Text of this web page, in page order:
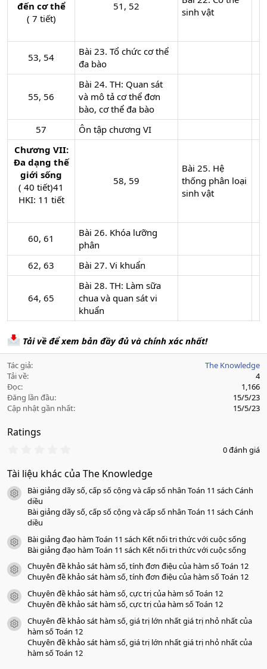
đến cơ thể
( 7 tiết)
51, 52​
sinh vật
53, 54​
Bài 23. Tổ chức cơ thể
đa bào
55, 56​
Bài 24. TH: Quan sát
và mô tả cơ thể đơn
bào, cơ thể đa bào
57​
Ôn tập chương VI
Chương VII:
Đa dạng thế
giới sống
( 40 tiết)41
HKI: 11 tiết
58, 59​
Bài 25. Hệ
thống phân loại
sinh vật
60, 61​
Bài 26. Khóa lưỡng
phân
62, 63​
Bài 27. Vi khuẩn
64, 65​
Bài 28. TH: Làm sữa
chua và quan sát vi
khuẩn
Tải về để xem bản đầy đủ và chính xác nhất!
Tác giả
The Knowledge
Tải về
4
Đọc
1,166
Đăng lần đầu
15/5/23
Cập nhật gần nhất
15/5/23
Ratings
0
0
a
0 đánh giá
Tài liệu khác của The Knowledge
icon tài liệu
Bài giảng dãy số, cấp số cộng và cấp số nhân Toán 11 sách Cánh
diều
Bài giảng dãy số, cấp số cộng và cấp số nhân Toán 11 sách Cánh
diều
icon tài liệu
Bài giảng đạo hàm Toán 11 sách Kết nối tri thức với cuộc sống
Bài giảng đạo hàm Toán 11 sách Kết nối tri thức với cuộc sống
icon tài liệu
Chuyên đề khảo sát hàm số, tính đơn điệu của hàm số Toán 12
Chuyên đề khảo sát hàm số, tính đơn điệu của hàm số Toán 12
icon tài liệu
Chuyên đề khảo sát hàm số, cực trị của hàm số Toán 12
Chuyên đề khảo sát hàm số, cực trị của hàm số Toán 12
icon tài liệu
Chuyên đề khảo sát hàm số, giá trị lớn nhất giá trị nhỏ nhất của
hàm số Toán 12
Chuyên đề khảo sát hàm số, giá trị lớn nhất giá trị nhỏ nhất của
hàm số Toán 12